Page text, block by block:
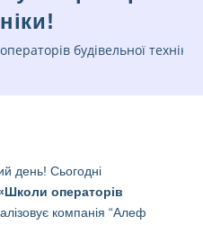
будівельної техніки!
день! Сьогодні
операторів
компанія “Алеф